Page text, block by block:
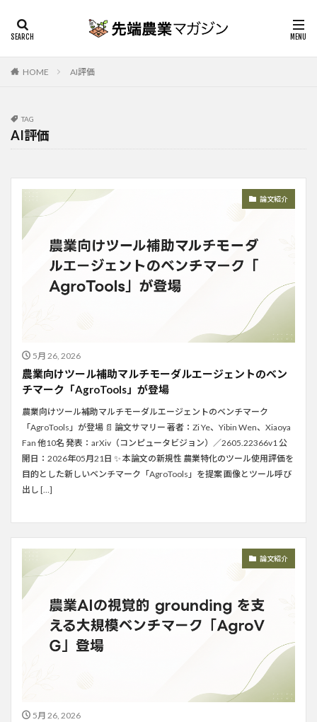
HOME AI評価
TAG
AI評価
論文紹介
5月 26, 2026
農業向けツール補助マルチモーダルエージェントのベン
チマーク「AgroTools」が登場
農業向けツール補助マルチモーダルエージェントのベンチマーク
「AgroTools」が登場 📄 論文サマリー 著者：Zi Ye、Yibin Wen、Xiaoya
Fan 他10名 発表：arXiv（コンピュータビジョン）／2605.22366v1 公
開日：2026年05月21日 ✨ 本論文の新規性 農業特化のツール使用評価を
目的とした新しいベンチマーク「AgroTools」を提案 画像とツール呼び
出し […]
論文紹介
5月 26, 2026